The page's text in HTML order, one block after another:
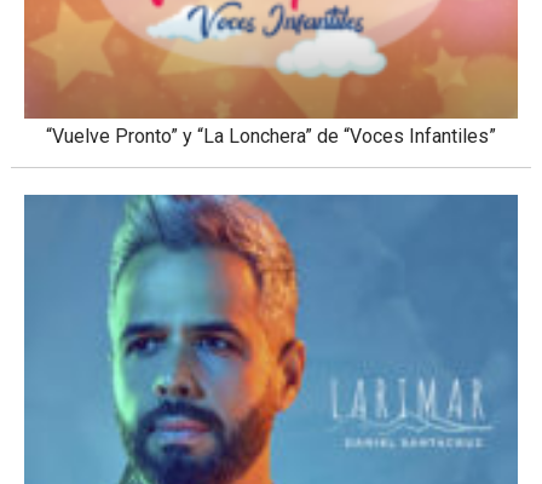
“Vuelve Pronto” y “La Lonchera” de “Voces Infantiles”